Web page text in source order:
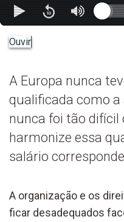
Ouvir
A Europa nunca
qualificada como
nunca foi tão difícil
harmonize essa
salário
A organização e os
ficar desadequados